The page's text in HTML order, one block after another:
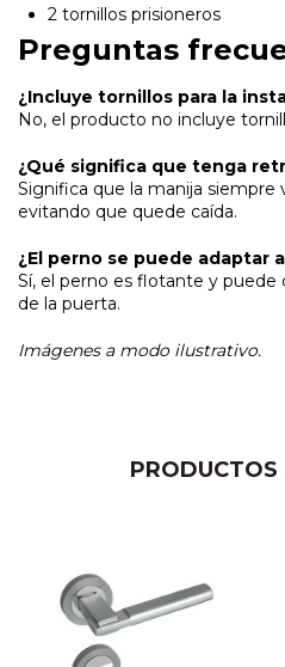
2 tornillos prisioneros
Preguntas
¿Incluye tornillos para la
No, el producto no incluye
¿Qué significa que tenga
Significa que la manija siempre
evitando que quede caída.
¿El perno se puede adaptar
Sí, el perno es flotante y puede
de la puerta.
Imágenes a modo ilustrativo.
PRODUCTOS